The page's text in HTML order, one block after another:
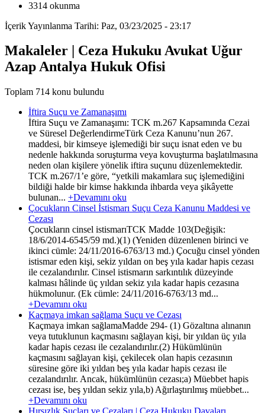
3314 okunma
İçerik Yayınlanma Tarihi: Paz, 03/23/2025 - 23:17
Makaleler | Ceza Hukuku Avukat Uğur
Azap Antalya Hukuk Ofisi
Toplam 714 konu bulundu
İftira Suçu ve Zamanaşımı
İftira Suçu ve Zamanaşımı: TCK m.267 Kapsamında Cezai
ve Süresel DeğerlendirmeTürk Ceza Kanunu’nun 267.
maddesi, bir kimseye işlemediği bir suçu isnat eden ve bu
nedenle hakkında soruşturma veya kovuşturma başlatılmasına
neden olan kişilere yönelik iftira suçunu düzenlemektedir.
TCK m.267/1’e göre, “yetkili makamlara suç işlemediğini
bildiği halde bir kimse hakkında ihbarda veya şikâyette
bulunan... +Devamını oku
Çocukların Cinsel İstismarı Suçu Ceza Kanunu Maddesi ve
Cezası
Çocukların cinsel istismarıTCK Madde 103(Değişik:
18/6/2014-6545/59 md.)(1) (Yeniden düzenlenen birinci ve
ikinci cümle: 24/11/2016-6763/13 md.) Çocuğu cinsel yönden
istismar eden kişi, sekiz yıldan on beş yıla kadar hapis cezası
ile cezalandırılır. Cinsel istismarın sarkıntılık düzeyinde
kalması hâlinde üç yıldan sekiz yıla kadar hapis cezasına
hükmolunur. (Ek cümle: 24/11/2016-6763/13 md...
+Devamını oku
Kaçmaya imkan sağlama Suçu ve Cezası
Kaçmaya imkan sağlamaMadde 294- (1) Gözaltına alınanın
veya tutuklunun kaçmasını sağlayan kişi, bir yıldan üç yıla
kadar hapis cezası ile cezalandırılır.(2) Hükümlünün
kaçmasını sağlayan kişi, çekilecek olan hapis cezasının
süresine göre iki yıldan beş yıla kadar hapis cezası ile
cezalandırılır. Ancak, hükümlünün cezası;a) Müebbet hapis
cezası ise, beş yıldan sekiz yıla,b) Ağırlaştırılmış müebbet...
+Devamını oku